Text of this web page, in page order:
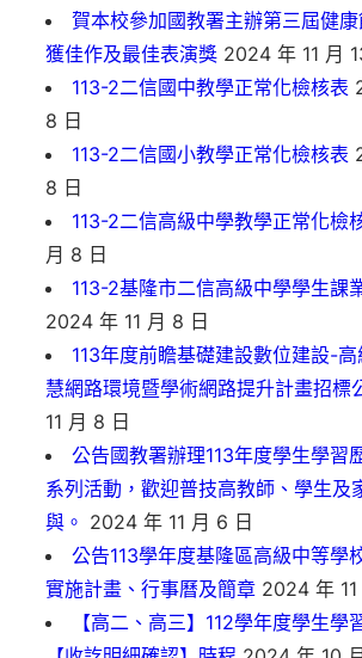
賀本校參加國教署主辦第三屆健
獲佳作及最佳表演獎 2024 年 11 月
113-2二信國中教學正常化檢核表
8 日
113-2二信國小教學正常化檢核表
8 日
113-2二信高級中學教學正常化檢
月 8 日
113-2基隆市二信高級中學學生課
2024 年 11 月 8 日
113年度前瞻基礎建設數位建設-
慧網路環境暨學術網路提升計畫招標
11 月 8 日
公告國教署辦理113年度學生學習
系列活動，歡迎普技高教師、學生及
與。 2024 年 11 月 6 日
公告113學年度基隆區高級中等學
實施計畫、行事曆及簡章 2024 年 11
【高二、高三】112學年度學生學